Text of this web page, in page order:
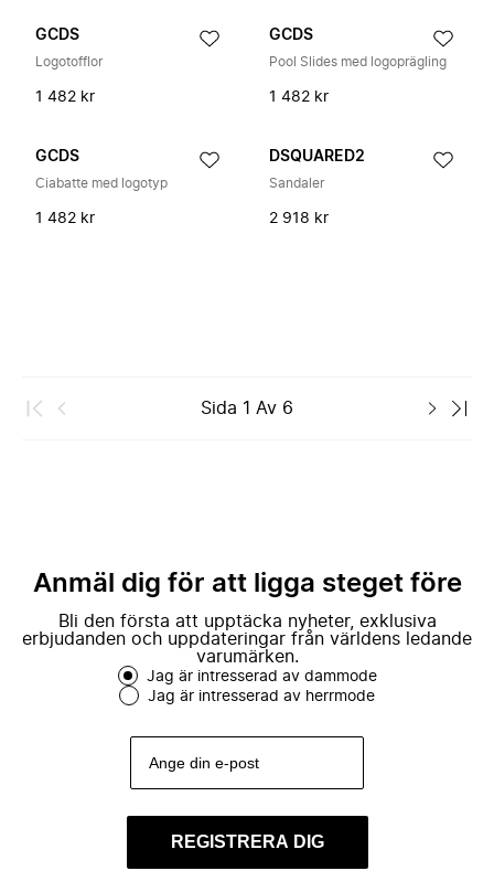
GCDS
Logotofflor
1 482 kr
GCDS
Pool Slides med logoprägling
1 482 kr
GCDS
Ciabatte med logotyp
1 482 kr
DSQUARED2
Sandaler
2 918 kr
Sida 1 Av 6
Anmäl dig för att ligga steget före
Bli den första att upptäcka nyheter, exklusiva
erbjudanden och uppdateringar från världens ledande
varumärken.
Jag är intresserad av dammode
Jag är intresserad av herrmode
REGISTRERA DIG